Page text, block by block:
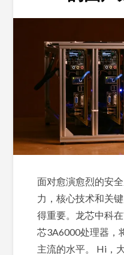
面对愈演愈烈的安
力，核心技术和关
得重要。龙芯中科
芯3A6000处理器，
主流的水平。 Hi，